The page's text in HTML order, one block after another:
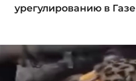
урегулированию в Газе